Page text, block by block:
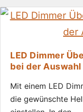
LED Dimmer
bei der
Mit einem LED
die gewünschte